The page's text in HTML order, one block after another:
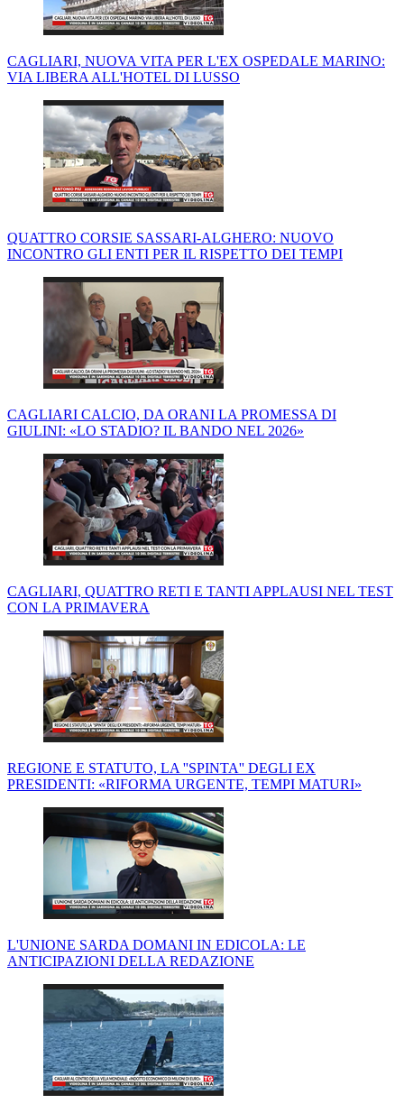
CAGLIARI, NUOVA VITA PER L'EX OSPEDALE MARINO:
VIA LIBERA ALL'HOTEL DI LUSSO
QUATTRO CORSIE SASSARI-ALGHERO: NUOVO
INCONTRO GLI ENTI PER IL RISPETTO DEI TEMPI
CAGLIARI CALCIO, DA ORANI LA PROMESSA DI
GIULINI: «LO STADIO? IL BANDO NEL 2026»
CAGLIARI, QUATTRO RETI E TANTI APPLAUSI NEL TEST
CON LA PRIMAVERA
REGIONE E STATUTO, LA ''SPINTA'' DEGLI EX
PRESIDENTI: «RIFORMA URGENTE, TEMPI MATURI»
L'UNIONE SARDA DOMANI IN EDICOLA: LE
ANTICIPAZIONI DELLA REDAZIONE